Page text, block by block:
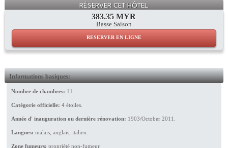
RÉSERVER CET HÔTEL
383.35 MYR
Basse Saison
RESERVER EN LIGNE
Informations basiques:
Nombre de chambres: 11
Catégorie officielle: 4 étoiles.
Année d' inauguration ou dernière rénovation: 1903/October 2011.
Langues: malais, anglais, italien.
Zone fumeurs: propriété non-fumeur.